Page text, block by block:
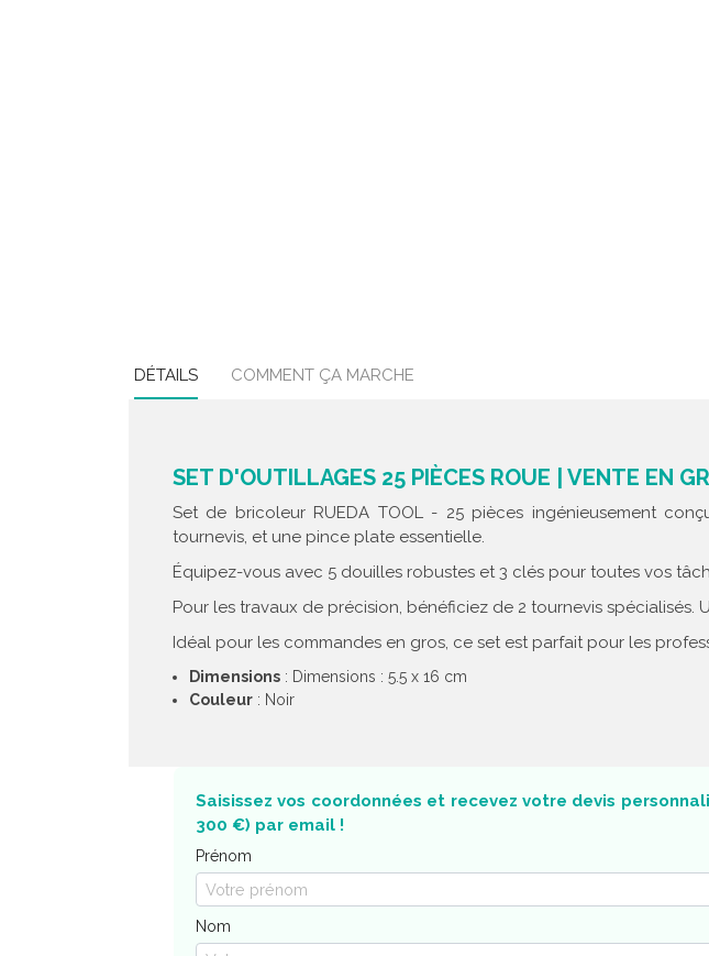
DÉTAILS COMMENT ÇA MARCHE
SET D'OUTILLAGES 25 PIÈCES ROUE | VENTE EN
Set de bricoleur RUEDA TOOL - 25 pièces ingénieusement
tournevis, et une pince plate essentielle.
Équipez-vous avec 5 douilles robustes et 3 clés pour toutes vos
Pour les travaux de précision, bénéficiez de 2 tournevis
Idéal pour les commandes en gros, ce set est parfait pour les
Dimensions : Dimensions : 5.5 x 16 cm
Couleur : Noir
Saisissez vos coordonnées et recevez votre devis
300 €) par email !
Prénom
Nom